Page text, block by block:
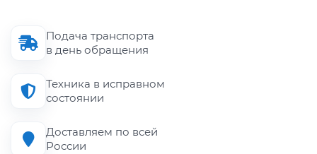
Подача транспорта
в день обращения
Техника в исправном
состоянии
Доставляем по всей
России